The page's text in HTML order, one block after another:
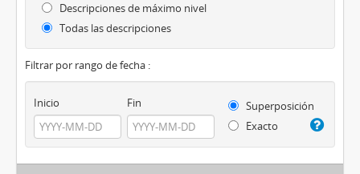
Descripciones de máximo nivel
Todas las descripciones
Filtrar por rango de fecha :
Inicio Fin
Superposición
Exacto